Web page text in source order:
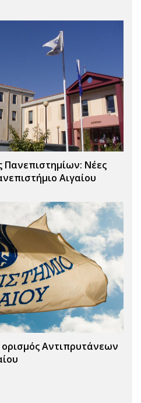
Πανεπιστημίων: Νέες
Αιγαίου
Αντιπρυτάνεων